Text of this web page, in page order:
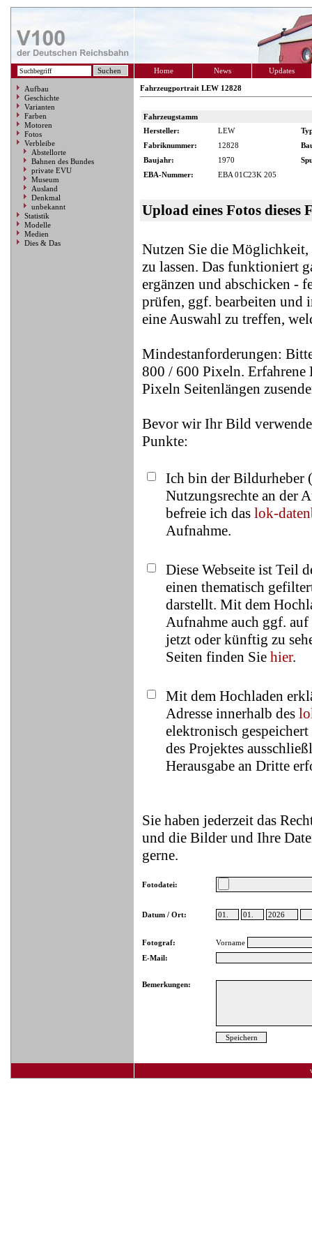
Home News Updates
Aufbau
Geschichte
Varianten
Farben
Motoren
Fotos
Verbleibe
Abstellorte
Bahnen des Bundes
private EVU
Museum
Ausland
Denkmal
unbekannt
Statistik
Modelle
Medien
Dies & Das
Fahrzeugportrait LEW 12828
Fahrzeugstamm
Hersteller:
LEW
Fabriknummer:
12828
Baujahr:
1970
EBA-Nummer:
EBA 01C23K 205
Upload eines Fotos dieses
Nutzen Sie die
zu lassen. Das funktioniert
ergänzen und abschicken -
prüfen, ggf. bearbeiten und
eine Auswahl zu treffen,
Mindestanforderungen:
800 / 600 Pixeln.
Pixeln Seitenlängen
Bevor wir Ihr Bild
Punkte:
Ich bin der Bildurheber
Nutzungsrechte an der
befreie ich das lok-
Aufnahme.
Diese Webseite ist Teil
einen thematisch
darstellt. Mit dem
Aufnahme auch ggf.
jetzt oder künftig zu
Seiten finden Sie hier.
Mit dem Hochladen
Adresse innerhalb des
elektronisch
des Projektes
Herausgabe an Dritte
Sie haben jederzeit das
und die Bilder und Ihre
gerne.
Fotodatei:
Datum / Ort:
Fotograf:
Vorname
E-Mail:
Bemerkungen: